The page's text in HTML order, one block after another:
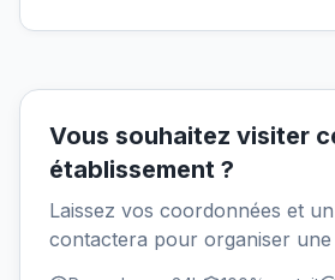
Vous souhaitez visiter
établissement ?
Laissez vos coordonnées et
contactera pour organiser une